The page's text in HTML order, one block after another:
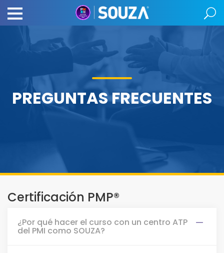
PREGUNTAS FRECUENTES
Certificación PMP®
¿Por qué hacer el curso con un centro ATP
del PMI como SOUZA?